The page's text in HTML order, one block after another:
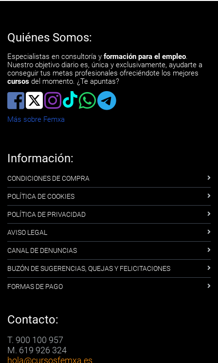
Quiénes Somos:
Especialistas en consultoría y formación para el empleo.
Nuestro objetivo diario es, única y exclusivamente, ayudarte a
conseguir tus metas profesionales ofreciéndote los mejores
cursos del momento. ¿Te apuntas?
Más sobre Femxa
Información:
CONDICIONES DE COMPRA
POLÍTICA DE COOKIES
POLÍTICA DE PRIVACIDAD
AVISO LEGAL
CANAL DE DENUNCIAS
BUZÓN DE SUGERENCIAS, QUEJAS Y FELICITACIONES
FORMAS DE PAGO
Contacto:
T. 900 100 957
M. 619 926 324
hola@cursosfemxa.es